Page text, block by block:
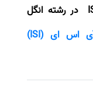
لیست مجلات و ژورنال های معتبر ISI در رشته انگل
لیست نشریات و ژورنالهای معتبر آی اس ای (ISI)